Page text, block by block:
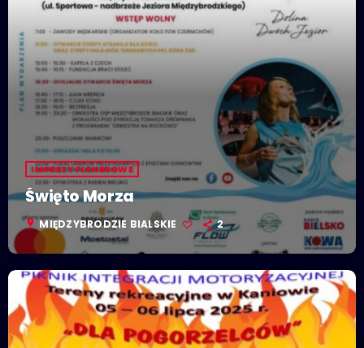
IMPREZY PLENEROWE
Święto Morza
location_on MIĘDZYBRODZIE BIALSKIE 2